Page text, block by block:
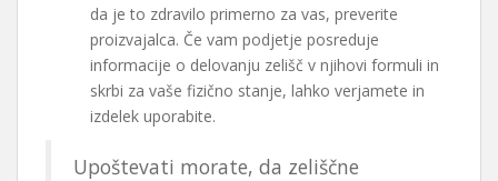
da je to zdravilo primerno za vas, preverite
proizvajalca. Če vam podjetje posreduje
informacije o delovanju zelišč v njihovi formuli in
skrbi za vaše fizično stanje, lahko verjamete in
izdelek uporabite.
Upoštevati morate, da zeliščne